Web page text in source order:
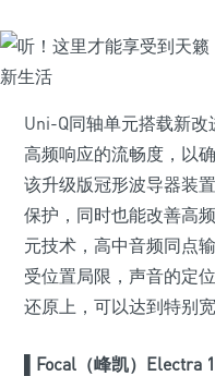
Uni-Q同轴单元搭载新
高频响应的流畅度，以
该升级版冠形波导器装
保护，同时也能改善高
元技术，高中音频同点
受位置局限，声音的定
还原上，可以达到特别宽
Focal（峰凯）Electra